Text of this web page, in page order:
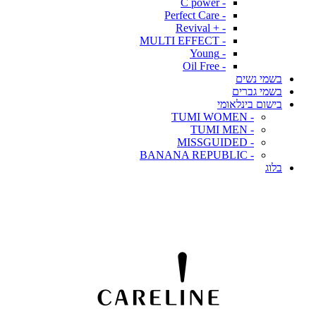
- C power
- Perfect Care
- + Revival
- MULTI EFFECT
- Young
- Oil Free
בשמי נשים
בשמי גברים
בישום בינלאומי
- TUMI WOMEN
- TUMI MEN
- MISSGUIDED
- BANANA REPUBLIC
בלוג